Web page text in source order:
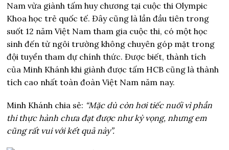
Nam vừa giành tấm huy chương tại cuộc thi Olympic
Khoa học trẻ quốc tế. Đây cũng là lần đầu tiên trong
suốt 12 năm Việt Nam tham gia cuộc thi, có một học
sinh đến từ ngôi trường không chuyên góp mặt trong
đội tuyển tham dự chính thức. Được biết, thành tích
của Minh Khánh khi giành được tấm HCB cũng là thành
tích cao nhất toàn đoàn Việt Nam năm nay.
Minh Khánh chia sẻ: “Mặc dù còn hơi tiếc nuối vì phần
thi thực hành chưa đạt được như kỳ vọng, nhưng em
cũng rất vui với kết quả này”.